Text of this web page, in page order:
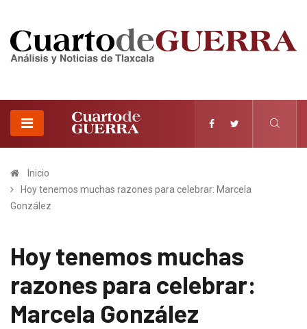
Inicio
Hoy tenemos muchas razones para celebrar: Marcela
González
Hoy tenemos muchas
razones para celebrar:
Marcela González